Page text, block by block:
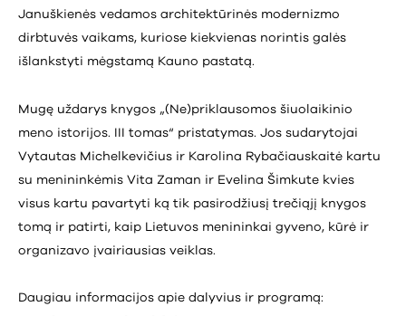
Januškienės vedamos architektūrinės modernizmo
dirbtuvės vaikams, kuriose kiekvienas norintis galės
išlankstyti mėgstamą Kauno pastatą.
Mugę uždarys knygos „(Ne)priklausomos šiuolaikinio
meno istorijos. III tomas“ pristatymas. Jos sudarytojai
Vytautas Michelkevičius ir Karolina Rybačiauskaitė kartu
su menininkėmis Vita Zaman ir Evelina Šimkute kvies
visus kartu pavartyti ką tik pasirodžiusį trečiąjį knygos
tomą ir patirti, kaip Lietuvos menininkai gyveno, kūrė ir
organizavo įvairiausias veiklas.
Daugiau informacijos apie dalyvius ir programą: